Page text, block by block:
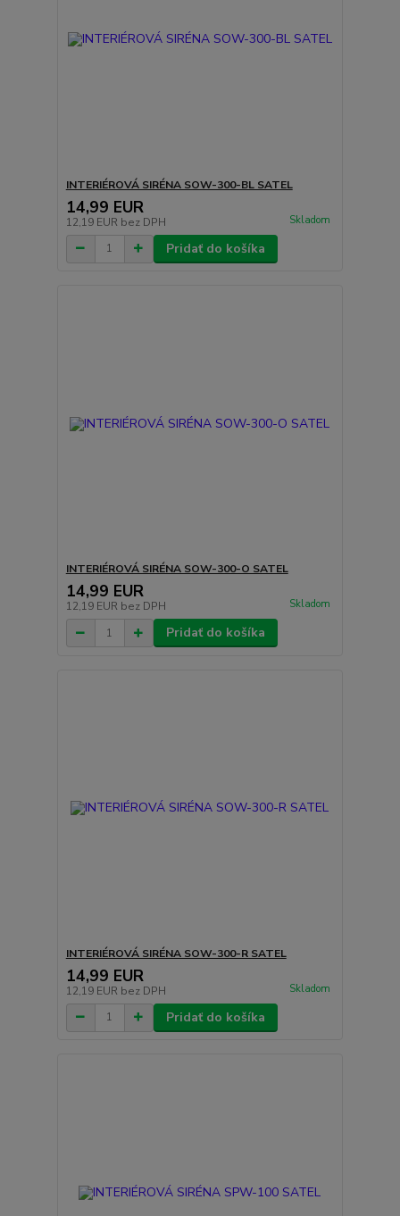
INTERIÉROVÁ SIRÉNA SOW-300-BL SATEL
14,99 EUR
12,19 EUR bez DPH Skladom
Pridať do košíka
INTERIÉROVÁ SIRÉNA SOW-300-O SATEL
14,99 EUR
12,19 EUR bez DPH Skladom
Pridať do košíka
INTERIÉROVÁ SIRÉNA SOW-300-R SATEL
14,99 EUR
12,19 EUR bez DPH Skladom
Pridať do košíka